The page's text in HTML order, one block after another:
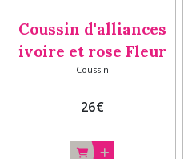
Coussin d'alliances
ivoire et rose Fleur
et dentelle b
Coussin
26€
Afficher